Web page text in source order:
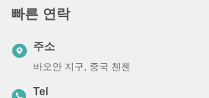
빠른 연락
주소
바오안 지구, 중국 첸젠
Tel